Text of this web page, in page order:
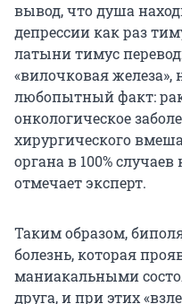
вывод, что душа
депрессии как раз
латыни тимус
«вилочковая
любопытный факт:
онкологическое
хирургического
органа в 100%
отмечает эксперт.
Таким образом,
болезнь, которая
маниакальными
друга, и при этих